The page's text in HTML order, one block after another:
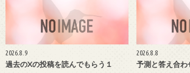
2026.8.9
過去のXの投稿を読んでもらう１
2026.8.8
予測と答え合わ